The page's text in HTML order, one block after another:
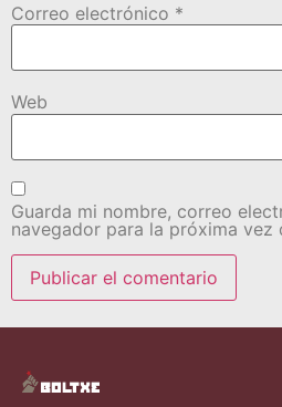
Correo electrónico *
Web
Guarda mi nombre, correo
navegador para la próxima vez